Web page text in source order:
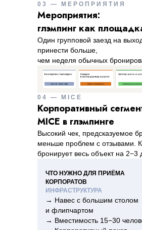
03 — МЕРОПРИЯТИЯ
Мероприятия:
глэмпинг как
Один групповой заезд на
принести больше,
чем неделя обычных
04 — MICE
Корпоративный
MICE в глэмпинге
Высокий чек, предсказуемое
меньше проблем с отзывами.
бронирует весь объект на 2−3
ЧТО НУЖНО ДЛЯ ПРИЁМА
КОРПОРАТОВ
ИНФРАСТРУКТУРА
→ Навес с большим столом
и флипчартом
→ Вместимость 15−30